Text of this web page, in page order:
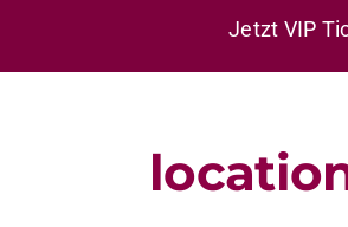
Jetzt VIP